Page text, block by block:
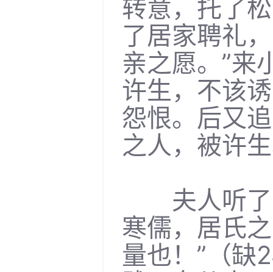
转意，托了
了居家聘礼
亲之愿。”来
许生，不该
怨恨。后又
之人，被许
夫人听了
寒儒，居氏
量也！”（缺